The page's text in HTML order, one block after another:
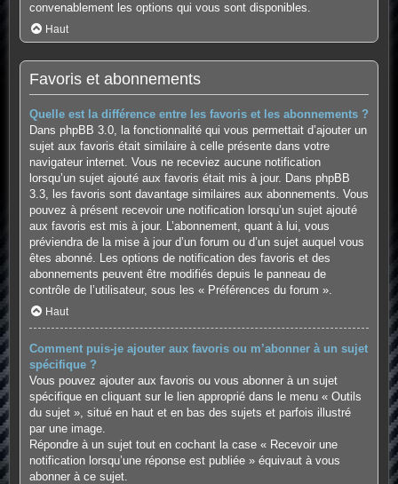
convenablement les options qui vous sont disponibles.
Haut
Favoris et abonnements
Quelle est la différence entre les favoris et les abonnements ?
Dans phpBB 3.0, la fonctionnalité qui vous permettait d’ajouter un
sujet aux favoris était similaire à celle présente dans votre
navigateur internet. Vous ne receviez aucune notification
lorsqu’un sujet ajouté aux favoris était mis à jour. Dans phpBB
3.3, les favoris sont davantage similaires aux abonnements. Vous
pouvez à présent recevoir une notification lorsqu’un sujet ajouté
aux favoris est mis à jour. L’abonnement, quant à lui, vous
préviendra de la mise à jour d’un forum ou d’un sujet auquel vous
êtes abonné. Les options de notification des favoris et des
abonnements peuvent être modifiés depuis le panneau de
contrôle de l’utilisateur, sous les « Préférences du forum ».
Haut
Comment puis-je ajouter aux favoris ou m’abonner à un sujet
spécifique ?
Vous pouvez ajouter aux favoris ou vous abonner à un sujet
spécifique en cliquant sur le lien approprié dans le menu « Outils
du sujet », situé en haut et en bas des sujets et parfois illustré
par une image.
Répondre à un sujet tout en cochant la case « Recevoir une
notification lorsqu’une réponse est publiée » équivaut à vous
abonner à ce sujet.